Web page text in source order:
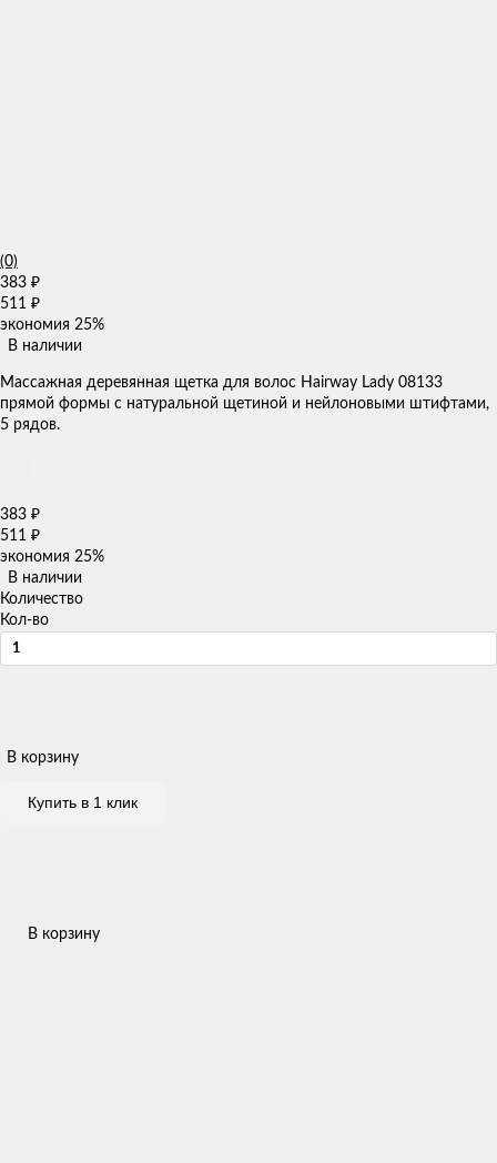
(0)
383 ₽
511 ₽
экономия 25%
В наличии
Массажная деревянная щетка для волос Hairway Lady 08133
прямой формы с натуральной щетиной и нейлоновыми штифтами,
5 рядов.
383 ₽
511 ₽
экономия 25%
В наличии
Количество
Кол-во
В корзину
Купить в 1 клик
В корзину